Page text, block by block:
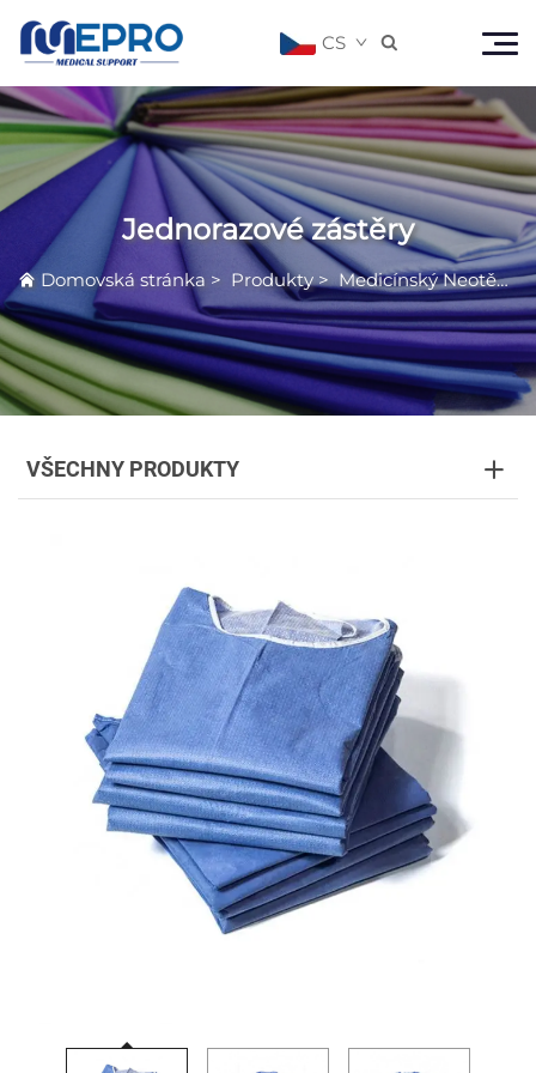
CS 
Jednorazové zástěry
Domovská stránka > Produkty>Medicínský Neotěkavý Produkt
VŠECHNY PRODUKTY